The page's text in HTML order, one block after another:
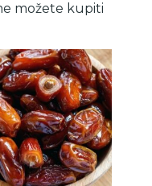
možete kupiti